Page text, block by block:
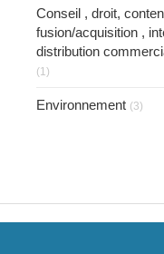
Conseil , droit,
fusion/acquisition ,
distribution
(1)
Environnement (3)